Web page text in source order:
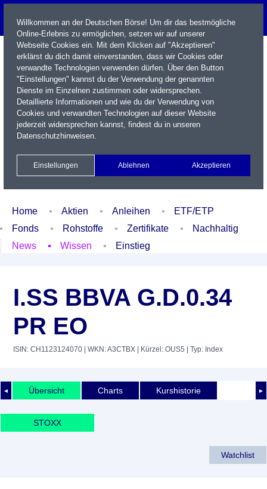
Name / WKN / ISIN / Kürzel
Xetra Realtime
Watchlist Portfolio Login
Home Aktien Anleihen
ETF/ETP
Fonds
Rohstoffe Zertifikate
Nachhaltig
News
Wissen Einstieg
I.SS BBVA G.D.0.34
PR EO
ISIN: CH1123124070 | WKN: A3CTBX | Kürzel: OUS5 | Typ: Index
◄ ►
Übersicht Charts Kurshistorie
STOXX
Watchlist
Willkommen an der Deutschen Börse! Um dir das bestmögliche
Online-Erlebnis zu ermöglichen, setzen wir auf unserer
Webseite Cookies ein. Mit dem Klicken auf "Akzeptieren"
erklärst du dich damit einverstanden, dass wir Cookies oder
verwandte Technologien verwenden dürfen. Über den Button
"Einstellungen" kannst du der Verwendung der genannten
Dienste im Einzelnen zustimmen oder widersprechen.
Detaillierte Informationen und wie du der Verwendung von
Cookies und verwandten Technologien auf dieser Website
jederzeit widersprechen kannst, findest du in unseren
Datenschutzhinweisen.
Einstellungen Ablehnen Akzeptieren